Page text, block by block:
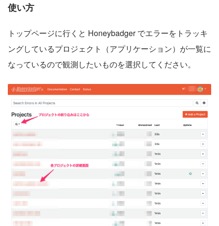
使い方
トップページに行くと Honeybadger でエラーをトラッキ
ングしているプロジェクト（アプリケーション）が一覧に
なっているので観測したいものを選択してください。